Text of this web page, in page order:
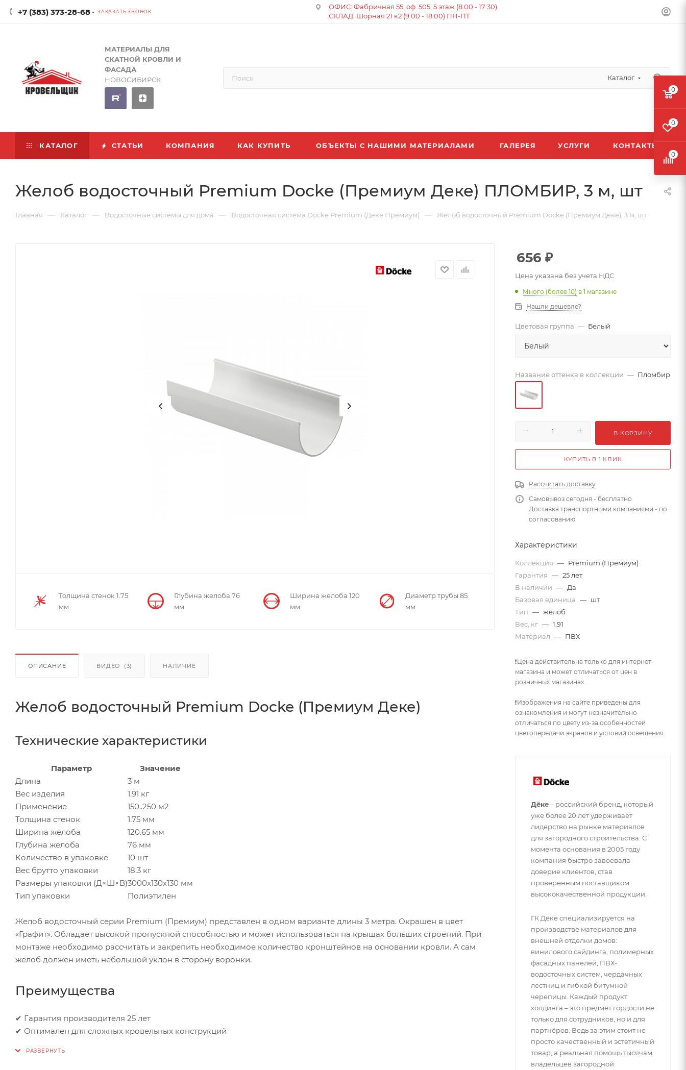
+7 (383) 373-28-68 ЗАКАЗАТЬ ЗВОНОК
ОФИС: Фабричная 55, оф. 505, 5 этаж (8:00 - 17:30)
СКЛАД: Шорная 21 к2 (9:00 - 18:00) ПН-ПТ
МАТЕРИАЛЫ ДЛЯ
СКАТНОЙ КРОВЛИ И
ФАСАДА
НОВОСИБИРСК
Каталог
КАТАЛОГ СТАТЬИ КОМПАНИЯ КАК КУПИТЬ ОБЪЕКТЫ С НАШИМИ МАТЕРИАЛАМИ ГАЛЕРЕЯ УСЛУГИ КОНТАКТЫ
Желоб водосточный Premium Docke (Премиум Деке) ПЛОМБИР, 3 м, шт
Главная — Каталог — Водосточные системы для дома — Водосточная система Docke Premium (Деке Премиум) — Желоб водосточный Premium Docke (Премиум Деке), 3 м, шт
Толщина стенок 1.75
мм
Глубина желоба 76
мм
Ширина желоба 120
мм
Диаметр трубы 85
мм
ОПИСАНИЕ ВИДЕО (3) НАЛИЧИЕ
Желоб водосточный Premium Docke (Премиум Деке)
Технические характеристики
Параметр
Значение
Длина
3 м
Вес изделия
1.91 кг
Применение
150..250 м2
Толщина стенок
1.75 мм
Ширина желоба
120.65 мм
Глубина желоба
76 мм
Количество в упаковке
10 шт
Вес брутто упаковки
18.3 кг
Размеры упаковки (Д×Ш×В)3000x130x130 мм
Тип упаковки
Полиэтилен
Желоб водосточный серии Premium (Премиум) представлен в одном варианте длины 3 метра. Окрашен в цвет
«Графит». Обладает высокой пропускной способностью и может использоваться на крышах больших строений. При
монтаже необходимо рассчитать и закрепить необходимое количество кронштейнов на основании кровли. А сам
желоб должен иметь небольшой уклон в сторону воронки.
Преимущества
✔ Гарантия производителя 25 лет
✔ Оптимален для сложных кровельных конструкций
656 ₽
Цена указана без учета НДС
Много (более 10) в 1 магазине
Нашли дешевле?
Цветовая группа — Белый
Название оттенка в коллекции — Пломбир
В КОРЗИНУ
КУПИТЬ В 1 КЛИК
Рассчитать доставку
Самовывоз сегодня - бесплатно
Доставка транспортными компаниями - по
согласованию
Характеристики
Коллекция — Premium (Премиум)
Гарантия — 25 лет
В наличии — Да
Базовая единица — шт
Тип — желоб
Вес, кг — 1,91
Материал — ПВХ
❗Цена действительна только для интернет-
магазина и может отличаться от цен в
розничных магазинах.
❗Изображения на сайте приведены для
ознакомления и могут незначительно
отличаться по цвету из-за особенностей
цветопередачи экранов и условий освещения.
Дёке– российский бренд, который
уже более 20 лет удерживает
лидерство на рынке материалов
для загородного строительства. С
момента основания в 2005 году
компания быстро завоевала
доверие клиентов, став
проверенным поставщиком
высококачественной продукции.
ГК Дёке специализируется на
производстве материалов для
внешней отделки домов:
винилового сайдинга, полимерных
фасадных панелей, ПВХ-
водосточных систем, чердачных
лестниц и гибкой битумной
черепицы. Каждый продукт
холдинга – это предмет гордости не
только для сотрудников, но и для
партнёров. Ведь за этим стоит не
просто качественный и эстетичный
товар, а реальная помощь тысячам
владельцев загородной
0
0
0